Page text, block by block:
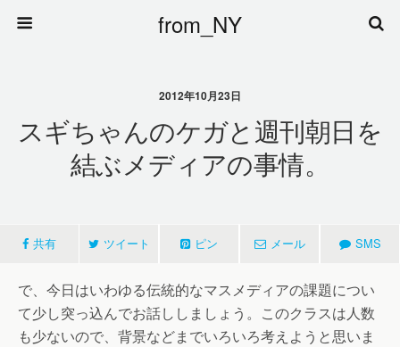
from_NY
2012年10月23日
スギちゃんのケガと週刊朝日を
結ぶメディアの事情。
共有 ツイート ピン メール SMS
で、今日はいわゆる伝統的なマスメディアの課題につい
て少し突っ込んでお話ししましょう。このクラスは人数
も少ないので、背景などまでいろいろ考えようと思いま